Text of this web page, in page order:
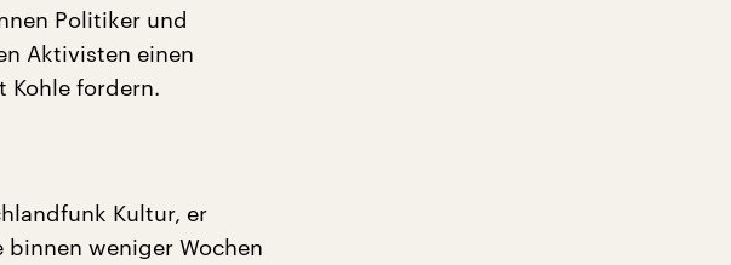
Politiker und
Aktivisten einen
Kohle fordern.
Kultur, er
binnen weniger Wochen